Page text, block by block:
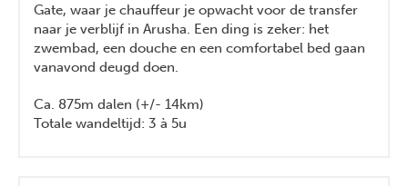
Gate, waar je chauffeur je opwacht voor de transfer
naar je verblijf in Arusha. Een ding is zeker: het
zwembad, een douche en een comfortabel bed gaan
vanavond deugd doen.
Ca. 875m dalen (+/- 14km)
Totale wandeltijd: 3 à 5u